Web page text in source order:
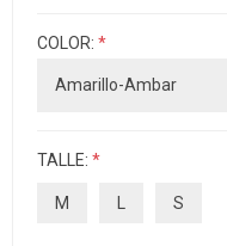
COLOR: *
TALLE: *
M L S